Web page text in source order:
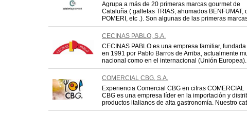
Agrupa a más de 20 primeras marcas gourmet de
Cataluña ( galletas TRIAS, ahumados BENFUMAT,
POMERI, etc .). Son algunas de las primeras
CECINAS PABLO, S.A.
CECINAS PABLO es una empresa familiar, fundada
en 1991 por Pablo Barros de Arriba, actualmente
nacional como en el internacional (Unión
COMERCIAL CBG, S.A.
Experiencia Comercial CBG en cifras COMERCIAL
CBG es una empresa líder en la importación y
productos italianos de alta gastronomía. Nuestro